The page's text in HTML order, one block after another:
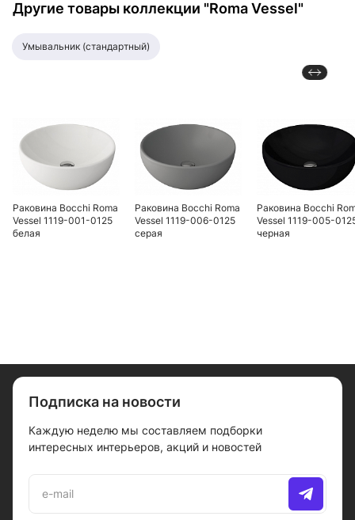
Другие товары коллекции "Roma Vessel"
умывальник (стандартный)
Раковина Bocchi Roma
Vessel 1119-001-0125
белая
Раковина Bocchi Roma
Vessel 1119-006-0125
серая
Раковина Bocchi
Vessel 1119-005-
черная
Подписка на новости
Каждую неделю мы составляем подборки
интересных интерьеров, акций и новостей